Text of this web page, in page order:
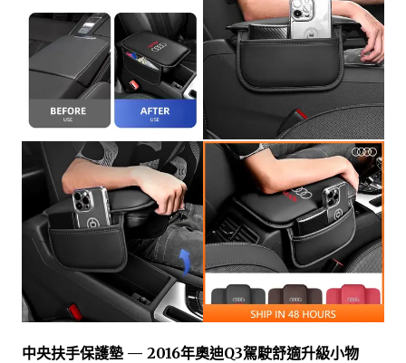
中央扶手保護墊 — 2016年奧迪Q3駕駛舒適升級小物